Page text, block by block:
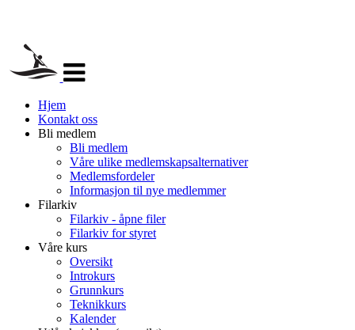
navigasjon
Hjem
Kontakt oss
Bli medlem
Bli medlem
Våre ulike medlemskapsalternativer
Medlemsfordeler
Informasjon til nye medlemmer
Filarkiv
Filarkiv - åpne filer
Filarkiv for styret
Våre kurs
Oversikt
Introkurs
Grunnkurs
Teknikkurs
Kalender